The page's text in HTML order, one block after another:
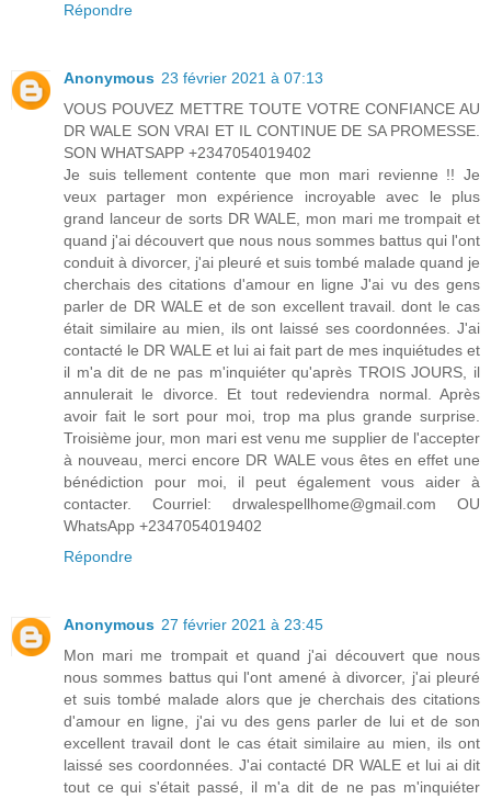
Répondre
Anonymous 23 février 2021 à 07:13
VOUS POUVEZ METTRE TOUTE VOTRE CONFIANCE AU
DR WALE SON VRAI ET IL CONTINUE DE SA PROMESSE.
SON WHATSAPP +2347054019402
Je suis tellement contente que mon mari revienne !! Je
veux partager mon expérience incroyable avec le plus
grand lanceur de sorts DR WALE, mon mari me trompait et
quand j'ai découvert que nous nous sommes battus qui l'ont
conduit à divorcer, j'ai pleuré et suis tombé malade quand je
cherchais des citations d'amour en ligne J'ai vu des gens
parler de DR WALE et de son excellent travail. dont le cas
était similaire au mien, ils ont laissé ses coordonnées. J'ai
contacté le DR WALE et lui ai fait part de mes inquiétudes et
il m'a dit de ne pas m'inquiéter qu'après TROIS JOURS, il
annulerait le divorce. Et tout redeviendra normal. Après
avoir fait le sort pour moi, trop ma plus grande surprise.
Troisième jour, mon mari est venu me supplier de l'accepter
à nouveau, merci encore DR WALE vous êtes en effet une
bénédiction pour moi, il peut également vous aider à
contacter. Courriel: drwalespellhome@gmail.com OU
WhatsApp +2347054019402
Répondre
Anonymous 27 février 2021 à 23:45
Mon mari me trompait et quand j'ai découvert que nous
nous sommes battus qui l'ont amené à divorcer, j'ai pleuré
et suis tombé malade alors que je cherchais des citations
d'amour en ligne, j'ai vu des gens parler de lui et de son
excellent travail dont le cas était similaire au mien, ils ont
laissé ses coordonnées. J'ai contacté DR WALE et lui ai dit
tout ce qui s'était passé, il m'a dit de ne pas m'inquiéter